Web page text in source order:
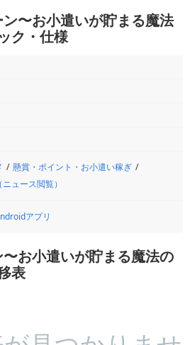
ン〜お小遣いが貯まる魔法
ク・仕様
懸賞・ポイント・お小遣い稼ぎ
ュース閲覧）
アプリ
お小遣いが貯まる魔法の
表